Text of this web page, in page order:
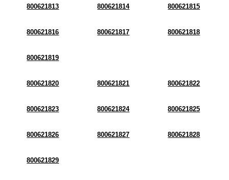
800621813 800621814 800621815
800621816 800621817 800621818
800621819
800621820 800621821 800621822
800621823 800621824 800621825
800621826 800621827 800621828
800621829